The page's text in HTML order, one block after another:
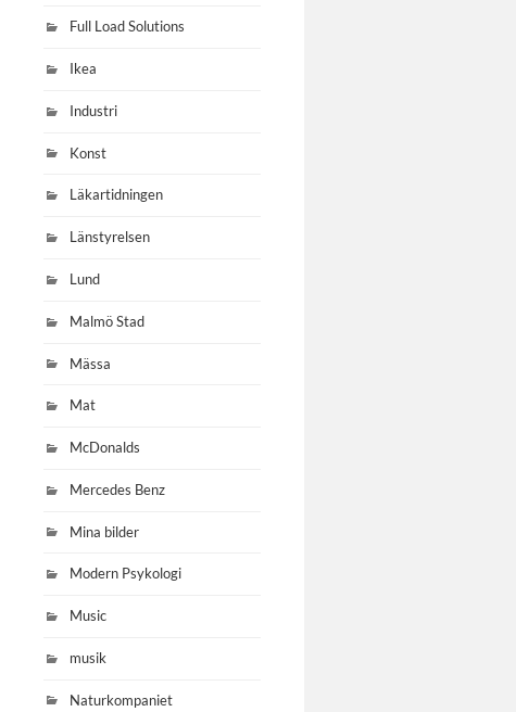
Full Load Solutions
Ikea
Industri
Konst
Läkartidningen
Länstyrelsen
Lund
Malmö Stad
Mässa
Mat
McDonalds
Mercedes Benz
Mina bilder
Modern Psykologi
Music
musik
Naturkompaniet